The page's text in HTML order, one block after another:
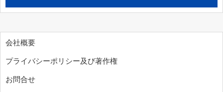
会社概要
プライバシーポリシー及び著作権
お問合せ